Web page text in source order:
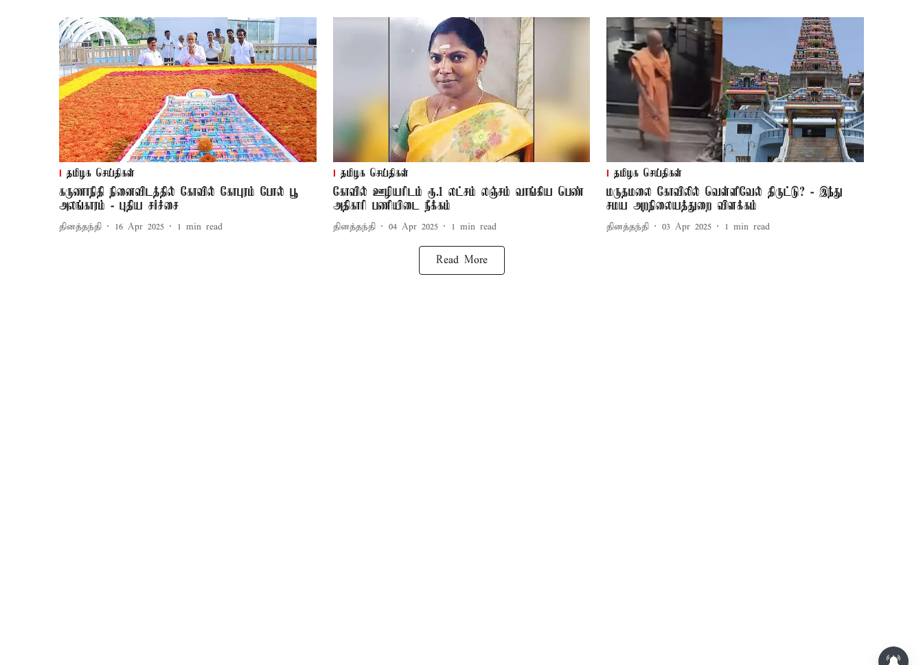
தமிழக செய்திகள்
கருணாநிதி நினைவிடத்தில் கோவில் கோபுரம் போல் பூ
அலங்காரம் - புதிய சர்ச்சை
தினத்தந்தி 16 Apr 2025 1 min read
தமிழக செய்திகள்
கோவில் ஊழியரிடம் ரூ.1 லட்சம் லஞ்சம் வாங்கிய பெண்
அதிகாரி பணியிடை நீக்கம்
தினத்தந்தி 04 Apr 2025 1 min read
தமிழக செய்திகள்
மருதமலை கோவிலில் வெள்ளிவேல் திருட்டு? - இந்து
சமய அறநிலையத்துறை விளக்கம்
தினத்தந்தி 03 Apr 2025 1 min read
Read More